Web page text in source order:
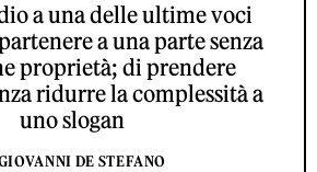
a una delle ultime voci
a una parte senza
proprietà; di prendere
ridurre la complessità a
uno slogan
DE STEFANO